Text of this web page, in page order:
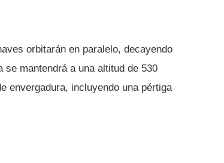
orbitarán en paralelo, decayendo
mantendrá a una altitud de 530
envergadura, incluyendo una pértiga